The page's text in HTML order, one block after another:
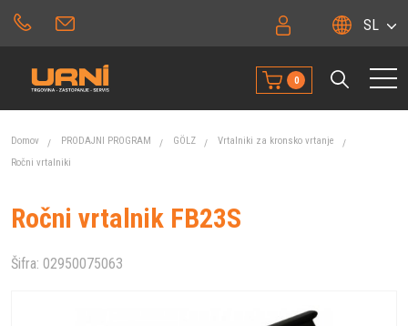
SL
0
Domov PRODAJNI PROGRAM GÖLZ
Vrtalniki za kronsko vrtanje
Ročni vrtalniki
Ročni vrtalnik FB23S
Šifra: 02950075063